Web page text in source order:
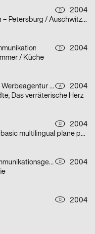
D
2004
Gegen das Vergessen – Petersburg / Auschwitz / Euthanasie / Bücherverbrennung / Gaskammer
D
2004
/ Küche
Jung von Matt/Donau Werbeagentur GmbH A
2004
Das verräterische Herz
D
2004
decodeunicode – the basic multilingual plane poster
ade hauser lacour kommunikationsgestaltung gmbh D
2004
D
2004